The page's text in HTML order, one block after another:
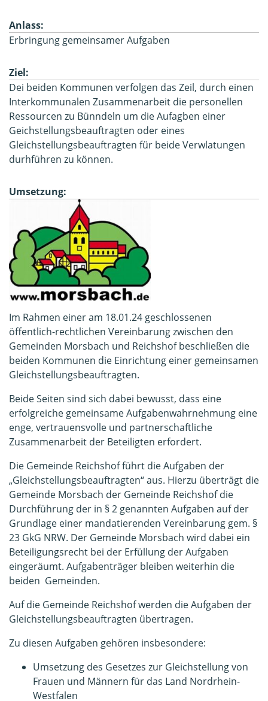
Anlass:
Erbringung gemeinsamer Aufgaben
Ziel:
Dei beiden Kommunen verfolgen das Zeil, durch einen
Interkommunalen Zusammenarbeit die personellen
Ressourcen zu Bünndeln um die Aufagben einer
Geichstellungsbeauftragten oder eines
Gleichstellungsbeauftragten für beide Verwlatungen
durhführen zu können.
Umsetzung:
Im Rahmen einer am 18.01.24 geschlossenen
öffentlich-rechtlichen Vereinbarung zwischen den
Gemeinden Morsbach und Reichshof beschließen die
beiden Kommunen die Einrichtung einer gemeinsamen
Gleichstellungsbeauftragten.
Beide Seiten sind sich dabei bewusst, dass eine
erfolgreiche gemeinsame Aufgabenwahrnehmung eine
enge, vertrauensvolle und partnerschaftliche
Zusammenarbeit der Beteiligten erfordert.
Die Gemeinde Reichshof führt die Aufgaben der
„Gleichstellungsbeauftragten“ aus. Hierzu überträgt die
Gemeinde Morsbach der Gemeinde Reichshof die
Durchführung der in § 2 genannten Aufgaben auf der
Grundlage einer mandatierenden Vereinbarung gem. §
23 GkG NRW. Der Gemeinde Morsbach wird dabei ein
Beteiligungsrecht bei der Erfüllung der Aufgaben
eingeräumt. Aufgabenträger bleiben weiterhin die
beiden Gemeinden.
Auf die Gemeinde Reichshof werden die Aufgaben der
Gleichstellungsbeauftragten übertragen.
Zu diesen Aufgaben gehören insbesondere:
Umsetzung des Gesetzes zur Gleichstellung von
Frauen und Männern für das Land Nordrhein-
Westfalen